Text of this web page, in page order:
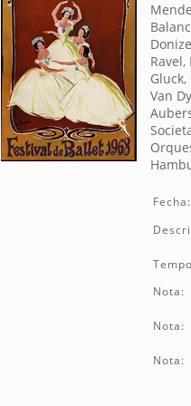
Van
Fecha:
Nota:
Nota:
Nota: